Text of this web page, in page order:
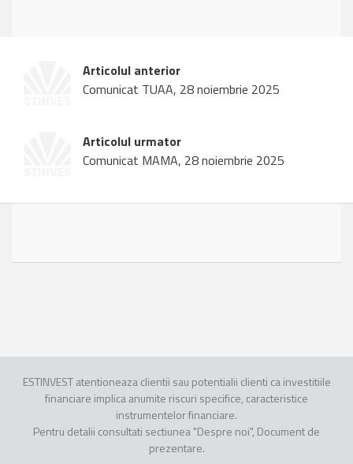
Articolul anterior
Comunicat TUAA, 28 noiembrie 2025
Articolul urmator
Comunicat MAMA, 28 noiembrie 2025
ESTINVEST atentioneaza clientii sau potentialii clienti ca investitiile
financiare implica anumite riscuri specifice, caracteristice
instrumentelor financiare.
Pentru detalii consultati sectiunea "Despre noi", Document de
prezentare.